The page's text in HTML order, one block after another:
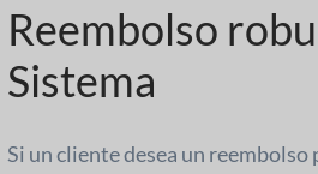
Reembolso
Sistema
Si un cliente desea un